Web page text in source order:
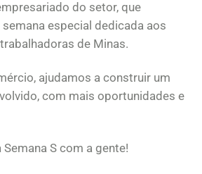
do setor, que
especial dedicada aos
de Minas.
ajudamos a construir um
com mais oportunidades e
S com a gente!